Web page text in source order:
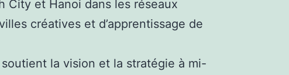
City et Hanoi dans les réseaux
créatives et d’apprentissage de
la vision et la stratégie à mi-